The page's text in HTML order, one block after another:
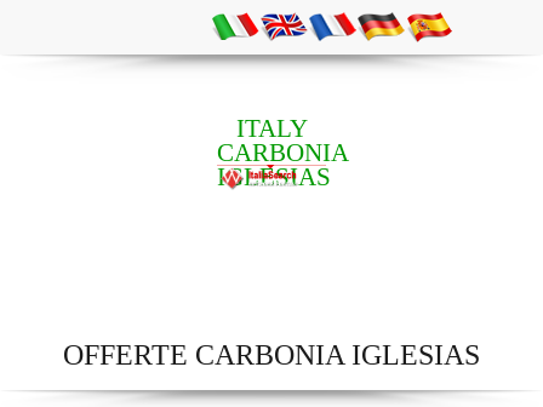
ITALY
CARBONIA
IGLESIAS
OFFERTE CARBONIA IGLESIAS